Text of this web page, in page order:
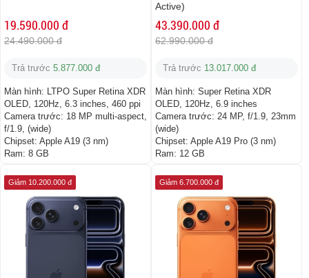
19.590.000 đ
24.490.000 đ
Trả trước 5.877.000 đ
Màn hình: LTPO Super Retina XDR
OLED, 120Hz, 6.3 inches, 460 ppi
Camera trước: 18 MP multi-aspect,
f/1.9, (wide)
Chipset: Apple A19 (3 nm)
Ram: 8 GB
Active)
43.390.000 đ
62.990.000 đ
Trả trước 13.017.000 đ
Màn hình: Super Retina XDR
OLED, 120Hz, 6.9 inches
Camera trước: 24 MP, f/1.9, 23mm
(wide)
Chipset: Apple A19 Pro (3 nm)
Ram: 12 GB
Giảm 10.200.000 đ Giảm 6.700.000 đ